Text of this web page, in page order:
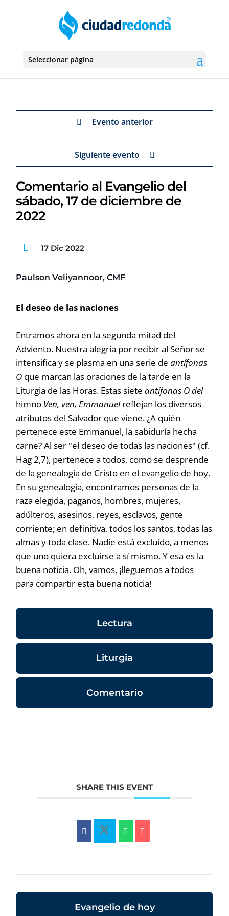
Seleccionar página
Evento anterior
Siguiente evento
Comentario al Evangelio del
sábado, 17 de diciembre de
2022
17 Dic 2022
Paulson Veliyannoor, CMF
El deseo de las naciones
Entramos ahora en la segunda mitad del
Adviento. Nuestra alegría por recibir al Señor se
intensifica y se plasma en una serie deantífonas
O que marcan las oraciones de la tarde en la
Liturgia de las Horas. Estas sieteantífonas O del
himno Ven, ven, Emmanuelreflejan los diversos
atributos del Salvador que viene. ¿A quién
pertenece este Emmanuel, la sabiduría hecha
carne? Al ser "el deseo de todas las naciones" (cf.
Hag 2,7), pertenece a todos, como se desprende
de la genealogía de Cristo en el evangelio de hoy.
En su genealogía, encontramos personas de la
raza elegida, paganos, hombres, mujeres,
adúlteros, asesinos, reyes, esclavos, gente
corriente; en definitiva, todos los santos, todas las
almas y toda clase. Nadie está excluido, a menos
que uno quiera excluirse a sí mismo. Y esa es la
buena noticia. Oh, vamos, ¡lleguemos a todos
para compartir esta buena noticia!
Lectura
Liturgia
Comentario
SHARE THIS EVENT
Evangelio de hoy